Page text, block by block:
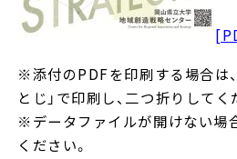
※添付のPDFを印刷する場合は
とじ」で印刷し、二つ折りしてく
※データファイルが開けない場
ください。